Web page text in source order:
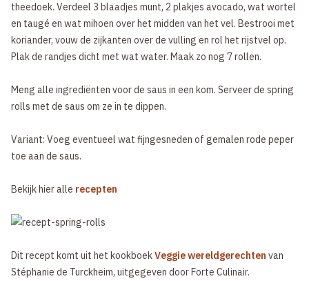
theedoek. Verdeel 3 blaadjes munt, 2 plakjes avocado, wat wortel
en taugé en wat mihoen over het midden van het vel. Bestrooi met
koriander, vouw de zijkanten over de vulling en rol het rijstvel op.
Plak de randjes dicht met wat water. Maak zo nog 7 rollen.
Meng alle ingrediënten voor de saus in een kom. Serveer de spring
rolls met de saus om ze in te dippen.
Variant: Voeg eventueel wat fijngesneden of gemalen rode peper
toe aan de saus.
Bekijk hier alle recepten
Dit recept komt uit het kookboekVeggie wereldgerechten van
Stéphanie de Turckheim, uitgegeven door Forte Culinair.